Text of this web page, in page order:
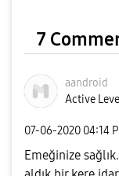
7
aandroid
Active
‎07-06-2020 04:14
Emeğinize